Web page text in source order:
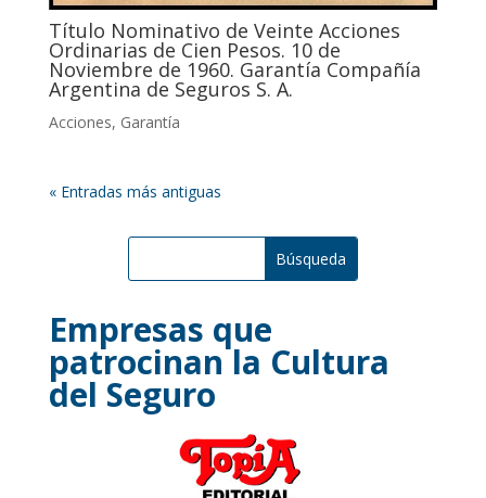
Título Nominativo de Veinte Acciones
Ordinarias de Cien Pesos. 10 de
Noviembre de 1960. Garantía Compañía
Argentina de Seguros S. A.
Acciones, Garantía
« Entradas más antiguas
Empresas que
patrocinan la Cultura
del Seguro